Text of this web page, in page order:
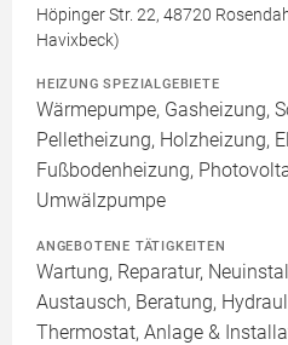
Höpinger Str. 22, 48720
Havixbeck)
HEIZUNG SPEZIALGEBIETE
Wärmepumpe, Gasheizung,
Pelletheizung, Holzheizung,
Fußbodenheizung,
Umwälzpumpe
ANGEBOTENE TÄTIGKEITEN
Wartung, Reparatur,
Austausch, Beratung,
Thermostat, Anlage &